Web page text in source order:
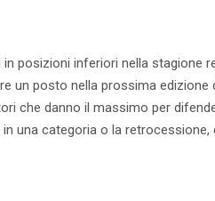
posizioni inferiori nella stagione
un posto nella prossima edizione
che danno il massimo per
una categoria o la retrocessione,